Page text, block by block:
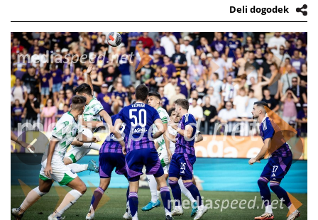
V drugem polčasu je tempo kljub številnim menjavam precej padel. Nič
čudnega, saj sta ekipi sredi evropske sezone. Že v četrtek bosta imela
tako Olimpija kot Maribor odločilni preizkušnji za nastop v
Konferenčni ligi. V Stožicah bo gostovala Rijeka (1:1), v Ljudskem vrtu
pa Djurgarden (0:1).
Obe ekipi tako ostajata v letošnji prvi ligi še neporaženi. Olimpija je,
upoštevajoč evropske tekme, neporažena na enajstih tekmah
zapored.
Deli dogodek
Prejšnja